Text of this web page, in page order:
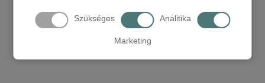
Szükséges Analitika
Marketing